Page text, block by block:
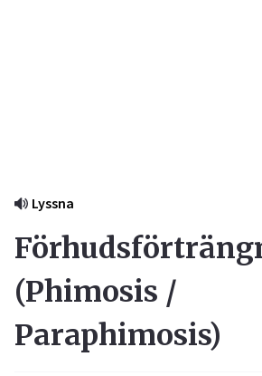
Lyssna
(Phimosis /
Paraphimosis)